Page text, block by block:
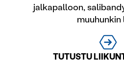
jalkapalloon,
muuhunkin
TUTUSTU